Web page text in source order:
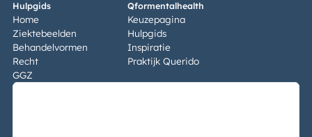
Hulpgids
Home
Ziektebeelden
Behandelvormen
Recht
GGZ
Qformentalhealth
Keuzepagina
Hulpgids
Inspiratie
Praktijk Querido